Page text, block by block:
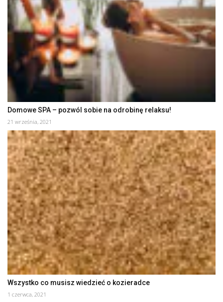
Domowe SPA – pozwól sobie na odrobinę relaksu!
21 września, 2021
Wszystko co musisz wiedzieć o kozieradce
1 czerwca, 2021